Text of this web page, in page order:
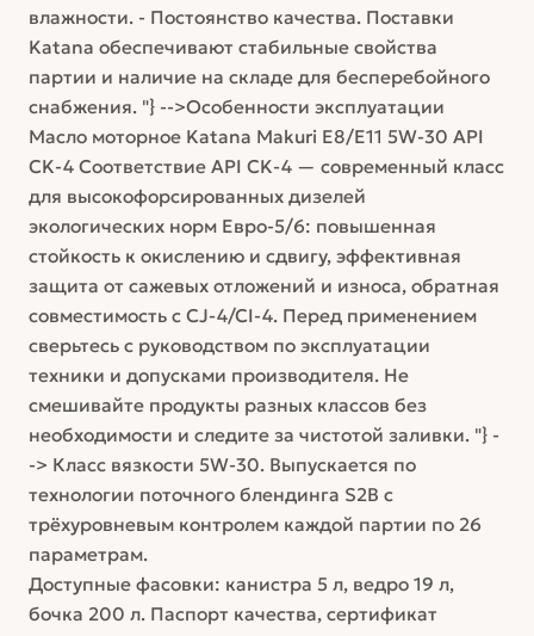
влажности. - Постоянство качества. Поставки
Katana обеспечивают стабильные свойства
партии и наличие на складе для бесперебойного
снабжения. "} -->Особенности эксплуатации
Масло моторное Katana Makuri E8/E11 5W-30 API
CK-4 Соответствие API CK-4 — современный класс
для высокофорсированных дизелей
экологических норм Евро-5/6: повышенная
стойкость к окислению и сдвигу, эффективная
защита от сажевых отложений и износа, обратная
совместимость с CJ-4/CI-4. Перед применением
сверьтесь с руководством по эксплуатации
техники и допусками производителя. Не
смешивайте продукты разных классов без
необходимости и следите за чистотой заливки. "} -
-> Класс вязкости 5W-30. Выпускается по
технологии поточного блендинга S2B с
трёхуровневым контролем каждой партии по 26
параметрам.
Доступные фасовки: канистра 5 л, ведро 19 л,
бочка 200 л. Паспорт качества, сертификат